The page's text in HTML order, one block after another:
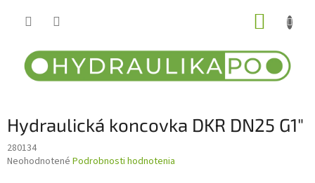
Hydraulická koncovka DKR DN25 G1"
280134
Priemerné
Neohodnotené Podrobnosti hodnotenia